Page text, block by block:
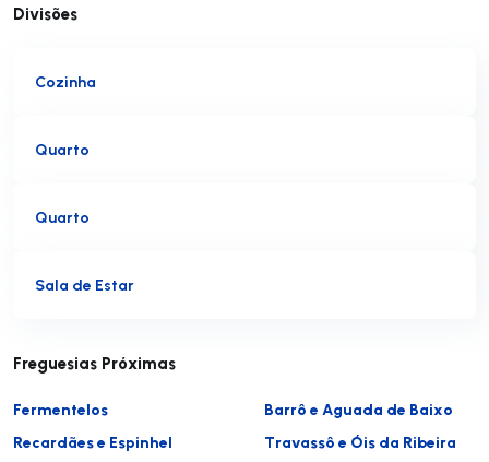
Divisões
Cozinha
Quarto
Quarto
Sala de Estar
Freguesias Próximas
Fermentelos
Barrô e Aguada de Baixo
Recardães e Espinhel
Travassô e Óis da Ribeira